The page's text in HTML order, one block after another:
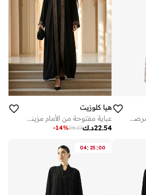
جلابية مطرزة بالزهور ومرصعة بالأحجار مع حزام
هيا كلوزيت
عباية مفتوحة من الأمام مزينة بالدانتيل
د.ك22.54
26.17
-14%
04: 25:00